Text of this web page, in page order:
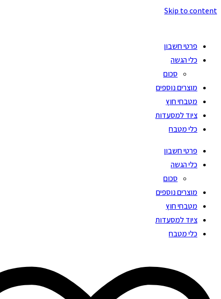
Skip to content
פרטי חשבון
כלי הגשה
סכום
מוצרים נוספים
מטבחי חוץ
ציוד למסעדות
כלי מטבח
פרטי חשבון
כלי הגשה
סכום
מוצרים נוספים
מטבחי חוץ
ציוד למסעדות
כלי מטבח